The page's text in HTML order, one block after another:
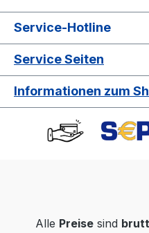
Service-Hotline
Service Seiten
Informationen zum
Alle Preisesind